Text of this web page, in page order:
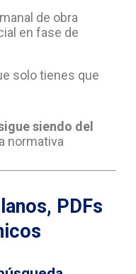
de obra
en fase de
solo tienes que
siendo del
normativa
PDFs